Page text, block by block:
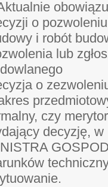
o
i robót
lub
o
czy
decyzję,